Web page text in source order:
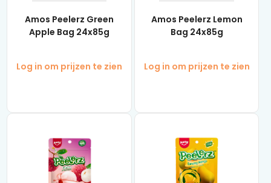
Amos Peelerz Green
Apple Bag 24x85g
Log in om prijzen te zien
Amos Peelerz Lemon
Bag 24x85g
Log in om prijzen te zien